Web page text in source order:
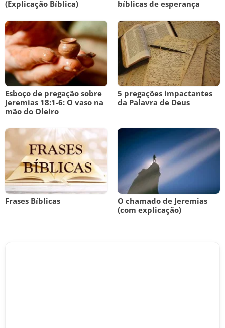
(Explicação Bíblica)
bíblicas de esperança
Esboço de pregação sobre
Jeremias 18:1-6: O vaso na
mão do Oleiro
5 pregações impactantes
da Palavra de Deus
Frases Bíblicas
O chamado de Jeremias
(com explicação)